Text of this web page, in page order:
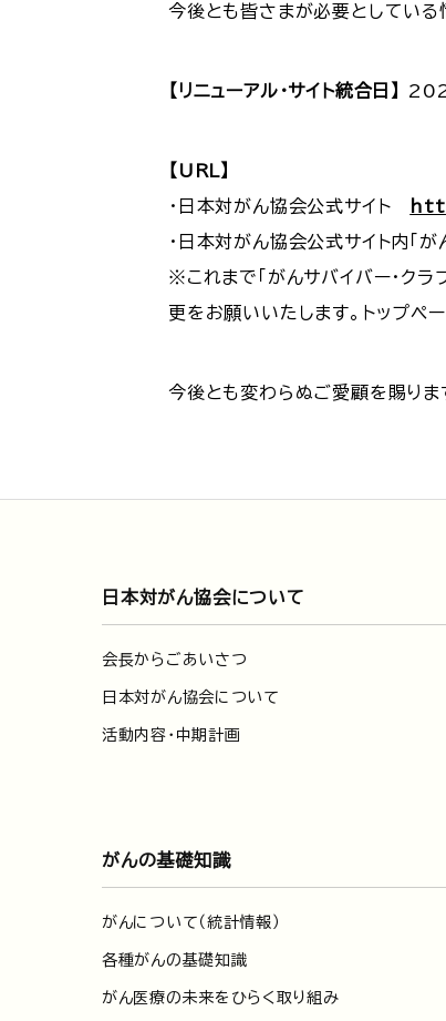
今後とも皆さまが必要としている
【リニューアル・サイト統合日】
【URL】
・日本対がん協会公式サイト
・日本対がん協会公式サイト内「
※これまで「がんサバイバー・ク
更をお願いいたします。トップペ
今後とも変わらぬご愛顧を賜りま
日本対がん協会について
会長からごあいさつ
日本対がん協会について
活動内容・中期計画
がんの基礎知識
がんについて（統計情報）
各種がんの基礎知識
がん医療の未来をひらく取り組み